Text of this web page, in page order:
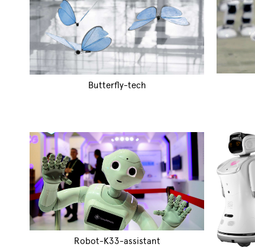
Butterfly-tech
Robot-K33-assistant